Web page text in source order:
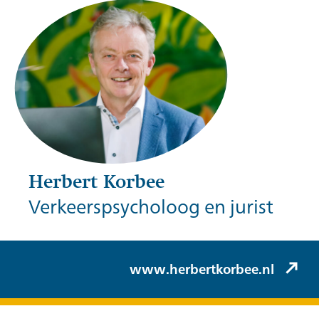
Herbert Korbee (Korbee & Hovelynck)
Herbert Korbee
Verkeerspsycholoog en jurist
www.herbertkorbee.nl